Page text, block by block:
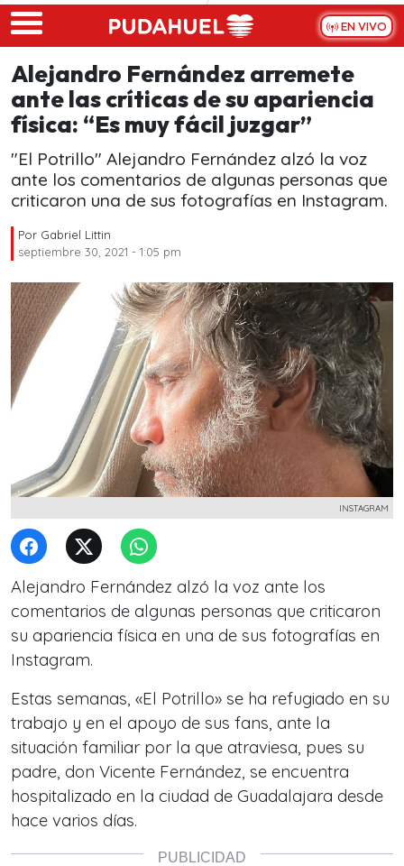
Skip to main content
EN VIVO
Alejandro Fernández arremete
ante las críticas de su apariencia
física: “Es muy fácil juzgar”
"El Potrillo" Alejandro Fernández alzó la voz
ante los comentarios de algunas personas que
criticaron una de sus fotografías en Instagram.
Por Gabriel Littin
septiembre 30, 2021 - 1:05 pm
INSTAGRAM
Alejandro Fernández alzó la voz ante los
comentarios de algunas personas que criticaron
su apariencia física en una de sus fotografías en
Instagram.
Estas semanas, «El Potrillo» se ha refugiado en su
trabajo y en el apoyo de sus fans, ante la
situación familiar por la que atraviesa, pues su
padre, don Vicente Fernández, se encuentra
hospitalizado en la ciudad de Guadalajara desde
hace varios días.